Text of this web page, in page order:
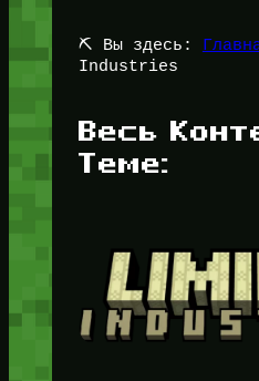
⛏️ Вы здесь:
Industries
Весь
Теме: